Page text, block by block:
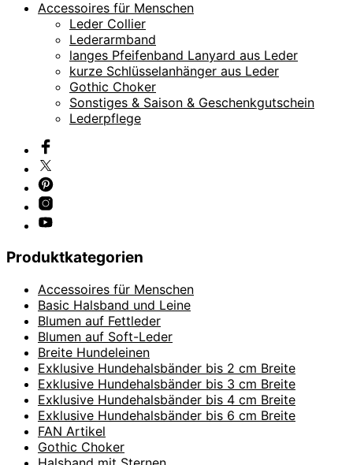
Accessoires für Menschen
Leder Collier
Lederarmband
langes Pfeifenband Lanyard aus Leder
kurze Schlüsselanhänger aus Leder
Gothic Choker
Sonstiges & Saison & Geschenkgutschein
Lederpflege
Produktkategorien
Accessoires für Menschen
Basic Halsband und Leine
Blumen auf Fettleder
Blumen auf Soft-Leder
Breite Hundeleinen
Exklusive Hundehalsbänder bis 2 cm Breite
Exklusive Hundehalsbänder bis 3 cm Breite
Exklusive Hundehalsbänder bis 4 cm Breite
Exklusive Hundehalsbänder bis 6 cm Breite
FAN Artikel
Gothic Choker